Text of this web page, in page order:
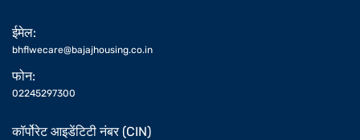
ईमेल:
bhflwecare@bajajhousing.co.in
फोन:
02245297300
कॉर्पोरेट आइडेंटिटी नंबर (CIN)